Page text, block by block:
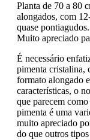
Planta de 70 a 80
alongados, com
quase
Muito apreciado
É necessário
pimenta cristalina,
formato alongado
características, o
que parecem
pimenta é uma
muito apreciado
do que outros